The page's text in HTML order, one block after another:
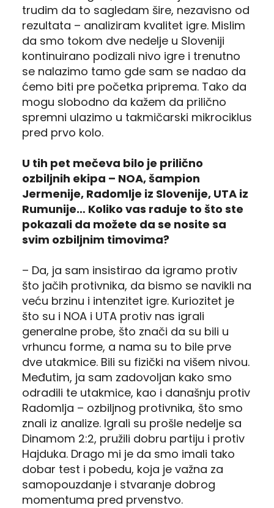
trudim da to sagledam šire, nezavisno od
rezultata – analiziram kvalitet igre. Mislim
da smo tokom dve nedelje u Sloveniji
kontinuirano podizali nivo igre i trenutno
se nalazimo tamo gde sam se nadao da
ćemo biti pre početka priprema. Tako da
mogu slobodno da kažem da prilično
spremni ulazimo u takmičarski mikrociklus
pred prvo kolo.
U tih pet mečeva bilo je prilično
ozbiljnih ekipa – NOA, šampion
Jermenije, Radomlje iz Slovenije, UTA iz
Rumunije… Koliko vas raduje to što ste
pokazali da možete da se nosite sa
svim ozbiljnim timovima?
– Da, ja sam insistirao da igramo protiv
što jačih protivnika, da bismo se navikli na
veću brzinu i intenzitet igre. Kuriozitet je
što su i NOA i UTA protiv nas igrali
generalne probe, što znači da su bili u
vrhuncu forme, a nama su to bile prve
dve utakmice. Bili su fizički na višem nivou.
Međutim, ja sam zadovoljan kako smo
odradili te utakmice, kao i današnju protiv
Radomlja – ozbiljnog protivnika, što smo
znali iz analize. Igrali su prošle nedelje sa
Dinamom 2:2, pružili dobru partiju i protiv
Hajduka. Drago mi je da smo imali tako
dobar test i pobedu, koja je važna za
samopouzdanje i stvaranje dobrog
momentuma pred prvenstvo.